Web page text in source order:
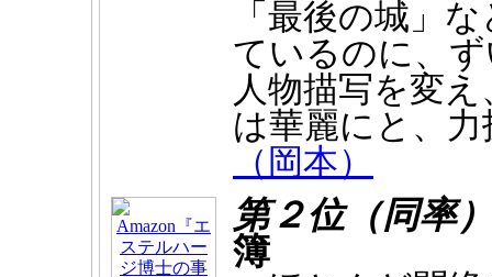
「最後の城」
ているのに、
人物描写を変
は華麗にと、
（岡本）
第２位（同率
簿